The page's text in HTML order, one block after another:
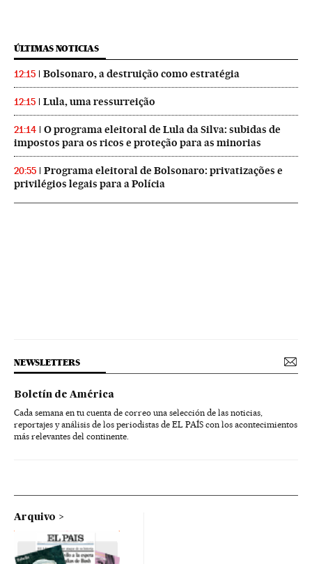
ÚLTIMAS NOTICIAS
12:15 Bolsonaro, a destruição como estratégia
12:15 Lula, uma ressurreição
21:14
O programa eleitoral de Lula da Silva: subidas de
impostos para os ricos e proteção para as minorias
20:55
Programa eleitoral de Bolsonaro: privatizações e
privilégios legais para a Polícia
NEWSLETTERS
Boletín de América
Cada semana en tu cuenta de correo una selección de las noticias,
reportajes y análisis de los periodistas de EL PAÍS con los acontecimientos
más relevantes del continente.
Arquivo